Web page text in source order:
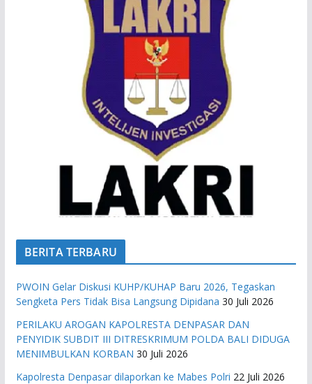
BERITA TERBARU
PWOIN Gelar Diskusi KUHP/KUHAP Baru 2026, Tegaskan
Sengketa Pers Tidak Bisa Langsung Dipidana 30 Juli 2026
PERILAKU AROGAN KAPOLRESTA DENPASAR DAN
PENYIDIK SUBDIT III DITRESKRIMUM POLDA BALI DIDUGA
MENIMBULKAN KORBAN 30 Juli 2026
Kapolresta Denpasar dilaporkan ke Mabes Polri 22 Juli 2026